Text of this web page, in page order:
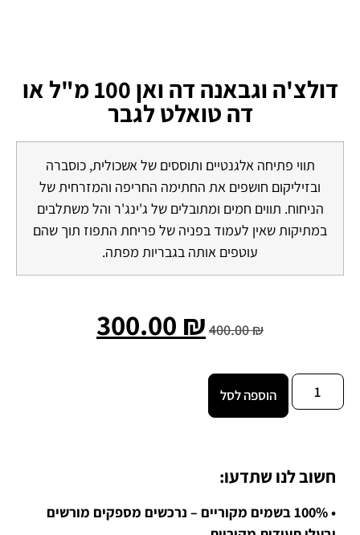
דולצ'ה וגבאנה דה ואן 100 מ"ל או
דה טואלט לגבר
תווי פתיחה אלגנטיים ותוססים של אשכולית, כוסברה
ובזיליקום חושפים את החתימה החריפה והמזרחית של
הניחוח. תווים חמים ומתובלים של ג'ינג'ר והל משתלבים
במתיקות שאין לעמוד בפניה של פריחת התפוז תוך שהם
עוטפים אותה בגבריות מפתה.
400.00₪
300.00 ₪
הוספה לסל
חשוב לנו שתדעו:
• 100% בשמים מקוריים – נרכשים מספקים מורשים